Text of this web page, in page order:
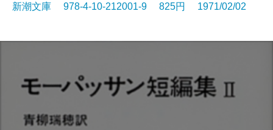
新潮文庫 978-4-10-212001-9 825円 1971/02/02